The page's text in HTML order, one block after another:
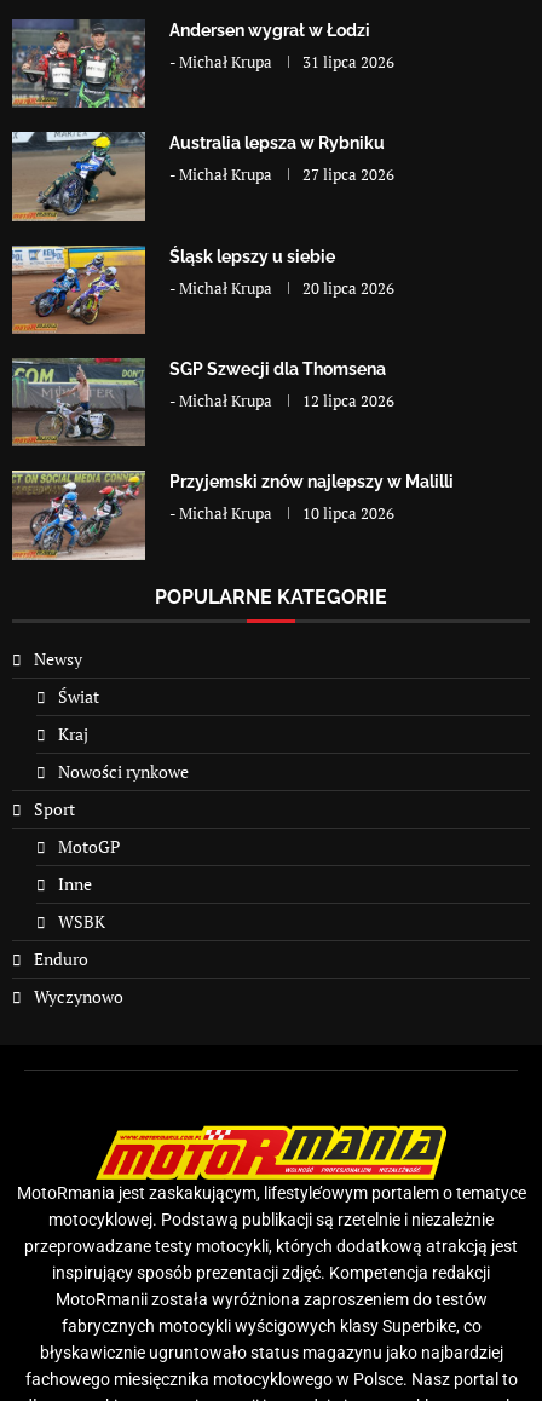
Andersen wygrał w Łodzi
-Michał Krupa 31 lipca 2026
Australia lepsza w Rybniku
-Michał Krupa 27 lipca 2026
Śląsk lepszy u siebie
-Michał Krupa 20 lipca 2026
SGP Szwecji dla Thomsena
-Michał Krupa 12 lipca 2026
Przyjemski znów najlepszy w Malilli
-Michał Krupa 10 lipca 2026
POPULARNE KATEGORIE
Newsy
Świat
Kraj
Nowości rynkowe
Sport
MotoGP
Inne
WSBK
Enduro
Wyczynowo
MotoRmania jest zaskakującym, lifestyle’owym portalem o tematyce
motocyklowej. Podstawą publikacji są rzetelnie i niezależnie
przeprowadzane testy motocykli, których dodatkową atrakcją jest
inspirujący sposób prezentacji zdjęć. Kompetencja redakcji
MotoRmanii została wyróżniona zaproszeniem do testów
fabrycznych motocykli wyścigowych klasy Superbike, co
błyskawicznie ugruntowało status magazynu jako najbardziej
fachowego miesięcznika motocyklowego w Polsce. Nasz portal to